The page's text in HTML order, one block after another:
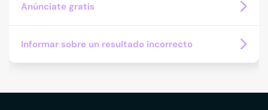
Anúnciate gratis
Informar sobre un resultado incorrecto